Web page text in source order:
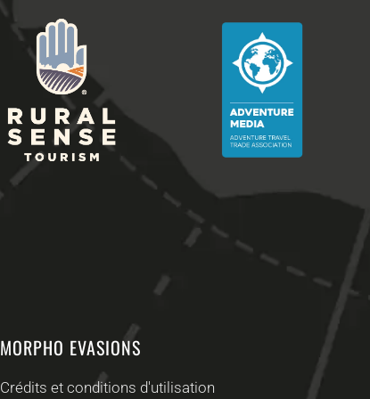
MORPHO EVASIONS
Crédits et conditions d'utilisation